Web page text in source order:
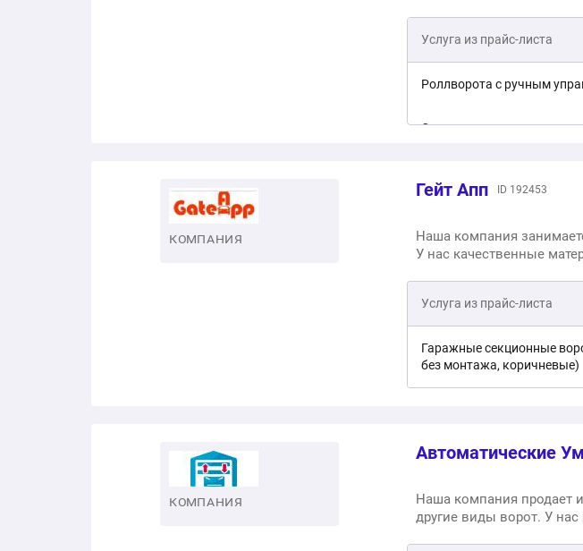
Услуга из прайс-листа
Роллворота с ручным
Секционные ворота с
КОМПАНИЯ
Гейт Апп ID 192453
Наша компания
У нас качественные
Услуга из прайс-листа
Гаражные секционные
без монтажа, коричневые)
КОМПАНИЯ
Автоматические
Наша компания продает
другие виды ворот. У